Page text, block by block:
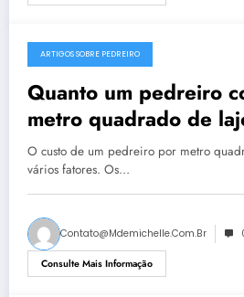
ARTIGOS SOBRE PEDREIRO
Quanto um pedreiro
metro quadrado de
O custo de um pedreiro por metro
vários fatores. Os…
Contato@mdemichelle.com.br
Consulte Mais Informação